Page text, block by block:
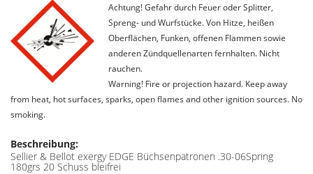
Achtung! Gefahr durch Feuer oder Splitter,
Spreng- und Wurfstücke. Von Hitze, heißen
Oberflächen, Funken, offenen Flammen sowie
anderen Zündquellenarten fernhalten. Nicht
rauchen.
Warning! Fire or projection hazard. Keep away
from heat, hot surfaces, sparks, open flames and other ignition sources. No
smoking.
Beschreibung:
Sellier & Bellot exergy EDGE Büchsenpatronen .30-06Spring
180grs 20 Schuss bleifrei